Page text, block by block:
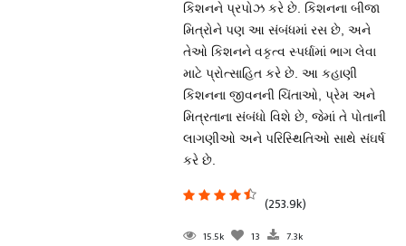
કિશનને પ્રપોઝ કરે છે. કિશનના બીજા
મિત્રોને પણ આ સંબંધમાં રસ છે, અને
તેઓ કિશનને વકૃત્વ સ્પર્ધામાં ભાગ લેવા
માટે પ્રોત્સાહિત કરે છે. આ કહાણી
કિશનના જીવનની ચિંતાઓ, પ્રેમ અને
મિત્રતાના સંબંધો વિશે છે, જેમાં તે પોતાની
લાગણીઓ અને પરિસ્થિતિઓ સાથે સંઘર્ષ
કરે છે.
(253.9k)
15.5k 13 7.3k